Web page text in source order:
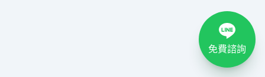
免費諮詢